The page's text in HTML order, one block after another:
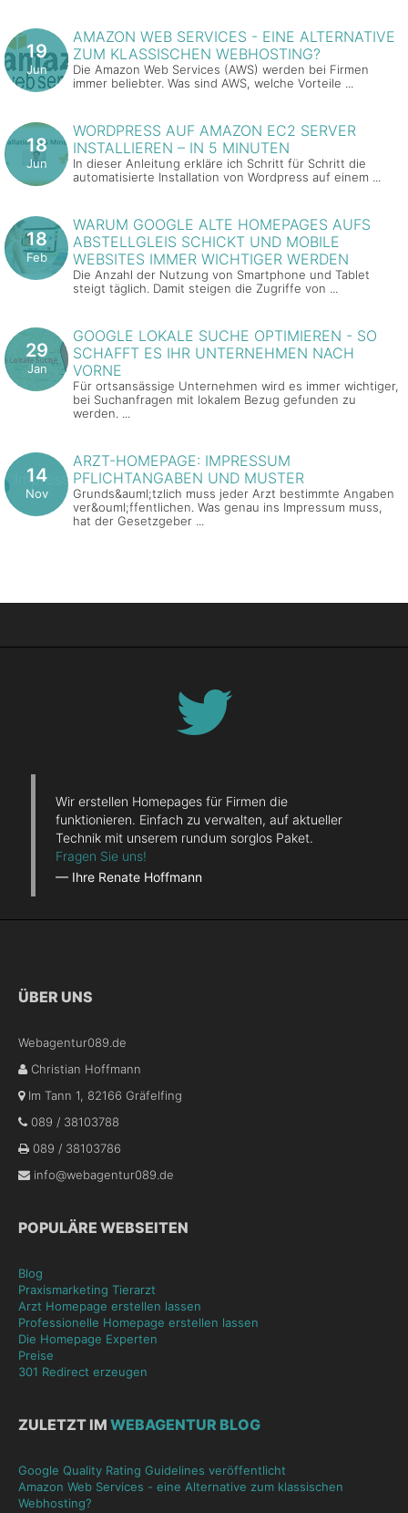
19
Jun
AMAZON WEB SERVICES - EINE ALTERNATIVE
ZUM KLASSISCHEN WEBHOSTING?
Die Amazon Web Services (AWS) werden bei Firmen
immer beliebter. Was sind AWS, welche Vorteile ...
18
Jun
WORDPRESS AUF AMAZON EC2 SERVER
INSTALLIEREN – IN 5 MINUTEN
In dieser Anleitung erkläre ich Schritt für Schritt die
automatisierte Installation von Wordpress auf einem ...
18
Feb
WARUM GOOGLE ALTE HOMEPAGES AUFS
ABSTELLGLEIS SCHICKT UND MOBILE
WEBSITES IMMER WICHTIGER WERDEN
Die Anzahl der Nutzung von Smartphone und Tablet
steigt täglich. Damit steigen die Zugriffe von ...
29
Jan
GOOGLE LOKALE SUCHE OPTIMIEREN - SO
SCHAFFT ES IHR UNTERNEHMEN NACH
VORNE
Für ortsansässige Unternehmen wird es immer wichtiger,
bei Suchanfragen mit lokalem Bezug gefunden zu
werden. ...
14
Nov
ARZT-HOMEPAGE: IMPRESSUM
PFLICHTANGABEN UND MUSTER
Grunds&auml;tzlich muss jeder Arzt bestimmte Angaben
ver&ouml;ffentlichen. Was genau ins Impressum muss,
hat der Gesetzgeber ...
Wir erstellen Homepages für Firmen die
funktionieren. Einfach zu verwalten, auf aktueller
Technik mit unserem rundum sorglos Paket.
Fragen Sie uns!
— Ihre Renate Hoffmann
ÜBER UNS
Webagentur089.de
Christian Hoffmann
Im Tann 1
82166 Gräfelfing
089 / 38103788
089 / 38103786
info@webagentur089.de
POPULÄRE WEBSEITEN
Blog
Praxismarketing Tierarzt
Arzt Homepage erstellen lassen
Professionelle Homepage erstellen lassen
Die Homepage Experten
Preise
301 Redirect erzeugen
ZULETZT IM WEBAGENTUR BLOG
Google Quality Rating Guidelines veröffentlicht
Amazon Web Services - eine Alternative zum klassischen
Webhosting?